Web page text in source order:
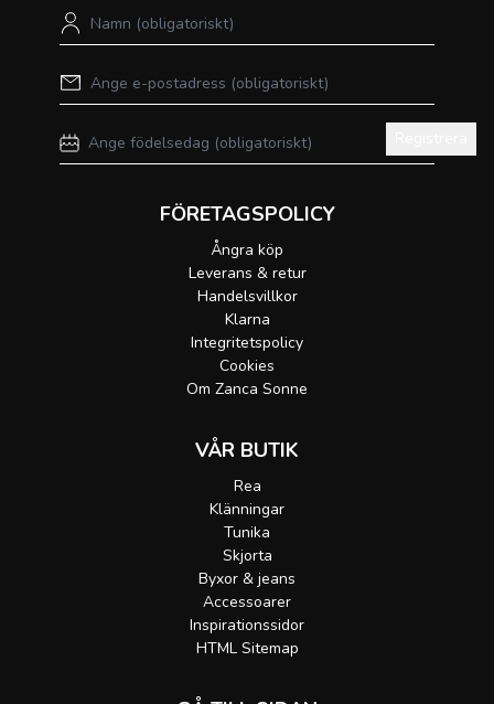
FÖRETAGSPOLICY
Ångra köp
Leverans & retur
Handelsvillkor
Klarna
Integritetspolicy
Cookies
Om Zanca Sonne
VÅR BUTIK
Rea
Klänningar
Tunika
Skjorta
Byxor & jeans
Accessoarer
Inspirationssidor
HTML Sitemap